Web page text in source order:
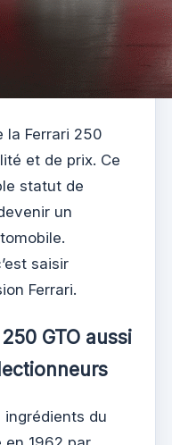
la Ferrari 250
et de prix. Ce
statut de
un
saisir
Ferrari.
GTO aussi
ingrédients du